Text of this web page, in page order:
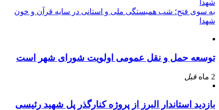
به سوی فتح؛ شب همبستگی ملی و استانی در سایه قرآن و خون
شهدا
توسعه حمل و نقل عمومی اولویت شورای شهر است
2 ماه قبل
بازدید استاندار البرز از پروژه کنارگذر پل شهید رئیسی